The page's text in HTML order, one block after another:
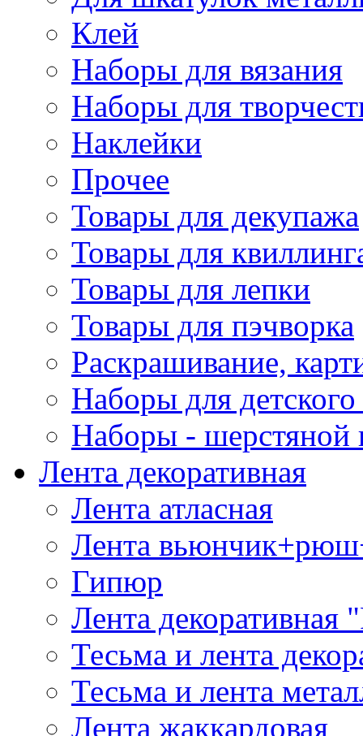
Клей
Наборы для вязания
Наборы для
Наклейки
Прочее
Товары для декупажа
Товары для
Товары для лепки
Товары для пэчворка
Раскрашивание,
Наборы для
Наборы - шерстяной
Лента декоративная
Лента атласная
Лента
Гипюр
Лента декоративная
Тесьма и лента
Тесьма и лента
Лента жаккардовая